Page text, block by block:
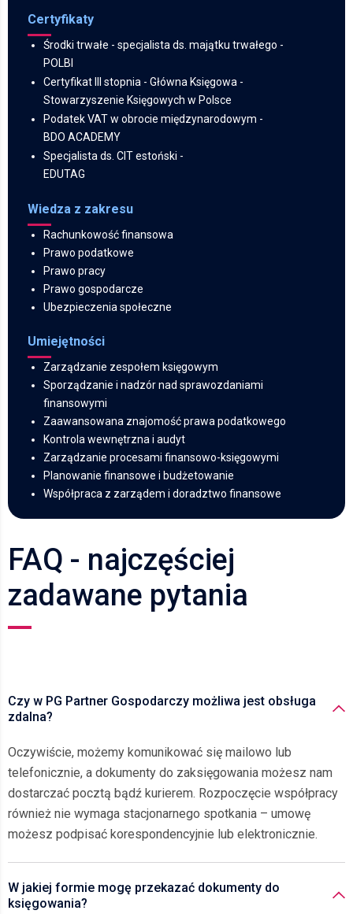
Certyfikaty
Środki trwałe - specjalista ds. majątku trwałego -
POLBI
Certyfikat III stopnia - Główna Księgowa -
Stowarzyszenie Księgowych w Polsce
Podatek VAT w obrocie międzynarodowym -
BDO ACADEMY
Specjalista ds. CIT estoński -
EDUTAG
Wiedza z zakresu
Rachunkowość finansowa
Prawo podatkowe
Prawo pracy
Prawo gospodarcze
Ubezpieczenia społeczne
Umiejętności
Zarządzanie zespołem księgowym
Sporządzanie i nadzór nad sprawozdaniami
finansowymi
Zaawansowana znajomość prawa podatkowego
Kontrola wewnętrzna i audyt
Zarządzanie procesami finansowo-księgowymi
Planowanie finansowe i budżetowanie
Współpraca z zarządem i doradztwo finansowe
FAQ - najczęściej
zadawane pytania
Czy w PG Partner Gospodarczy możliwa jest obsługa
zdalna?
Oczywiście, możemy komunikować się mailowo lub
telefonicznie, a dokumenty do zaksięgowania możesz nam
dostarczać pocztą bądź kurierem. Rozpoczęcie współpracy
również nie wymaga stacjonarnego spotkania – umowę
możesz podpisać korespondencyjnie lub elektronicznie.
W jakiej formie mogę przekazać dokumenty do
księgowania?